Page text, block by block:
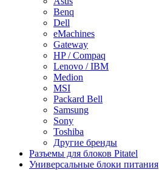
Benq
Dell
eMachines
Gateway
HP / Compaq
Lenovo / IBM
Medion
MSI
Packard Bell
Samsung
Sony
Toshiba
Другие бренды
Разъемы для блоков Pitatel
Универсальные блоки питания